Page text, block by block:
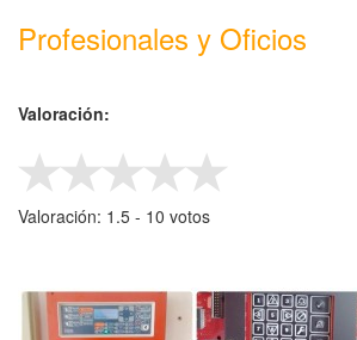
Profesionales y Oficios
Valoración:
Valoración: 1.5 - ‎ 10 votos